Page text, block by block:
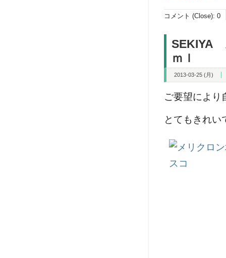
コメント (Close): 0
SEKIYA
ｍｌ
2013-03-25 (月)
ご要望により
とてもきれい